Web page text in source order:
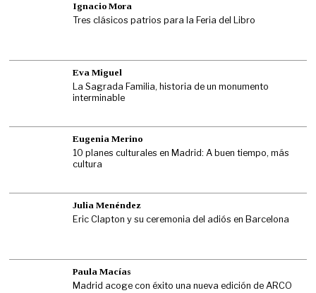
Ignacio Mora
Tres clásicos patrios para la Feria del Libro
Eva Miguel
La Sagrada Familia, historia de un monumento
interminable
Eugenia Merino
10 planes culturales en Madrid: A buen tiempo, más
cultura
Julia Menéndez
Eric Clapton y su ceremonia del adiós en Barcelona
Paula Macías
Madrid acoge con éxito una nueva edición de ARCO